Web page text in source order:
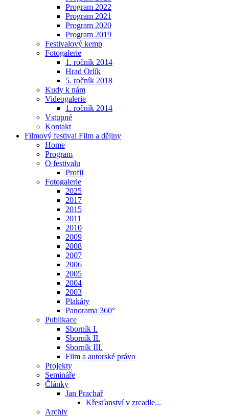
Program 2022
Program 2021
Program 2020
Program 2019
Festivalový kemp
Fotogalerie
1. ročník 2014
Hrad Orlík
5. ročník 2018
Kudy k nám
Videogalerie
1. ročník 2014
Vstupné
Kontakt
Filmový festival Film a dějiny
Home
Program
O festivalu
Profil
Fotogalerie
2025
2017
2015
2011
2010
2009
2008
2007
2006
2005
2004
2003
Plakáty
Panorama 360°
Publikace
Sborník I.
Sborník II.
Sborník III.
Film a autorské právo
Projekty
Semináře
Články
Jan Prachař
Křesťanství v zrcadle...
Archiv